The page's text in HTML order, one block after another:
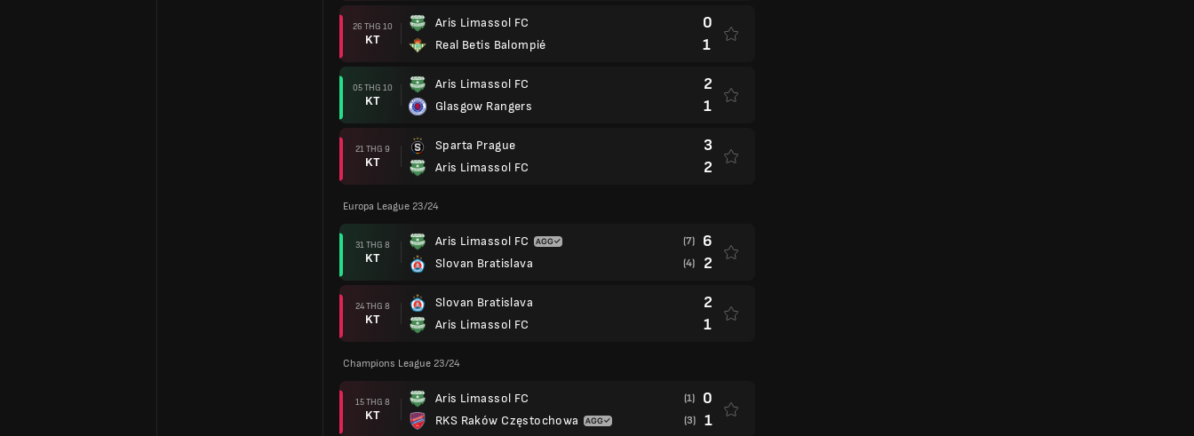
26 THG 10
KT
Aris Limassol FC
Real Betis Balompié
0
1
05 THG 10
KT
Aris Limassol FC
Glasgow Rangers
2
1
21 THG 9
KT
Sparta Prague
Aris Limassol FC
3
2
Europa League 23/24
31 THG 8
KT
Aris Limassol FC
Slovan Bratislava
(7) 6
(4) 2
24 THG 8
KT
Slovan Bratislava
Aris Limassol FC
2
1
Champions League 23/24
15 THG 8
KT
Aris Limassol FC
RKS Raków Częstochowa
(1) 0
(3) 1